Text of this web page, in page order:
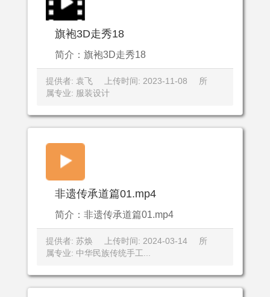
旗袍3D走秀18
简介：旗袍3D走秀18
提供者: 袁飞 上传时间: 2023-11-08
所
属专业: 服装设计
非遗传承道篇01.mp4
简介：非遗传承道篇01.mp4
提供者: 苏焕 上传时间: 2024-03-14
所
属专业: 中华民族传统手工...